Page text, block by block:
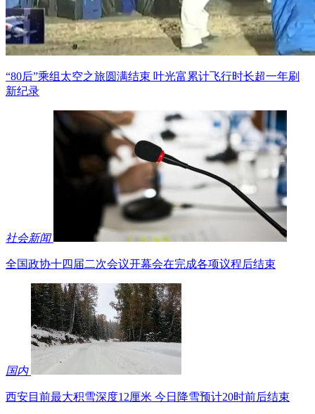
“80后”乘组太空之旅圆满结束 叶光富累计飞行时长超一年刷
新纪录
社会新闻
全国政协十四届二次会议开幕会在完成各项议程后结束
国内
西安目前最大积雪深度12厘米 今日降雪预计20时前后结束